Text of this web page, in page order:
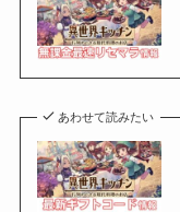
あわせて読みたい